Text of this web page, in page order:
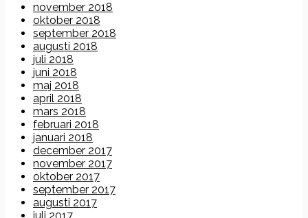
november 2018
oktober 2018
september 2018
augusti 2018
juli 2018
juni 2018
maj 2018
april 2018
mars 2018
februari 2018
januari 2018
december 2017
november 2017
oktober 2017
september 2017
augusti 2017